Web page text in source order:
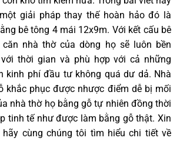
giải pháp thay thế hoàn hảo đó là
bê tông 4 mái 12x9m. Với kết cấu bê
nhà thờ của dòng họ sẽ luôn bền
thời gian và phù hợp với cả những
kinh phí đầu tư không quá dư dả. Nhà
khắc phục được nhược điểm dễ bị mối
nhà thờ họ bằng gỗ tự nhiên đồng thời
tinh tế như được làm bằng gỗ thật. Xin
cùng chúng tôi tìm hiểu chi tiết về